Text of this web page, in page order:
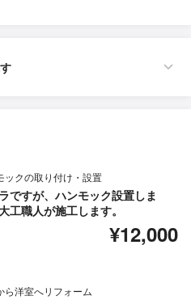
ックの取り付け・設置
ですが、ハンモック設置しま
工職人が施工します。
¥12,000
ら洋室へリフォーム